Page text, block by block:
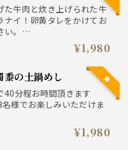
た牛肉と炊き上げられた牛
ナイ！卵黄タレをかけてお
。
40分程お時間頂きます
名様でお楽しみいただけま
¥1,980
黍の土鍋めし
40分程お時間頂きます
様でお楽しみいただけま
¥1,980